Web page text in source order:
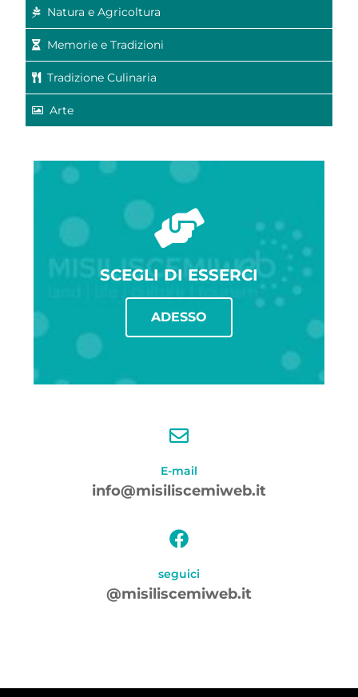
Natura e Agricoltura
Memorie e Tradizioni
Tradizione Culinaria
Arte
SCEGLI DI ESSERCI
ADESSO
E-mail
info@misiliscemiweb.it
seguici
@misiliscemiweb.it